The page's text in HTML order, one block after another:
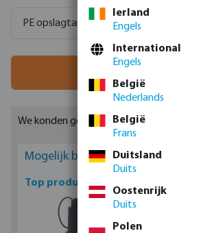
PE opslagtanks Polyester opslagtanks
We konden geen geschikte resultaten vinden
Mogelijk bent u geïnteresseerd
Top producten
Ierland
Engels
International
Engels
België
Nederlands
België
Frans
Duitsland
Duits
Oostenrijk
Duits
Polen